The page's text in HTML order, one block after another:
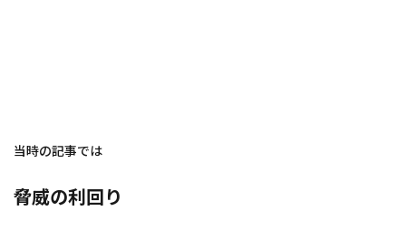
当時の記事では
脅威の利回り